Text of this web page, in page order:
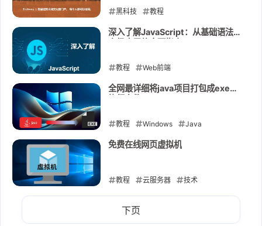
黑科技 教程
2024-08-25
深入了解JavaScript：从基础语法到
教程 Web前端
2024-08-24
全网最详细将java项目打包成exe可
教程 Windows Java
2024-08-23
免费在线网页虚拟机
教程 云服务器 技术
2024-08-19
下页